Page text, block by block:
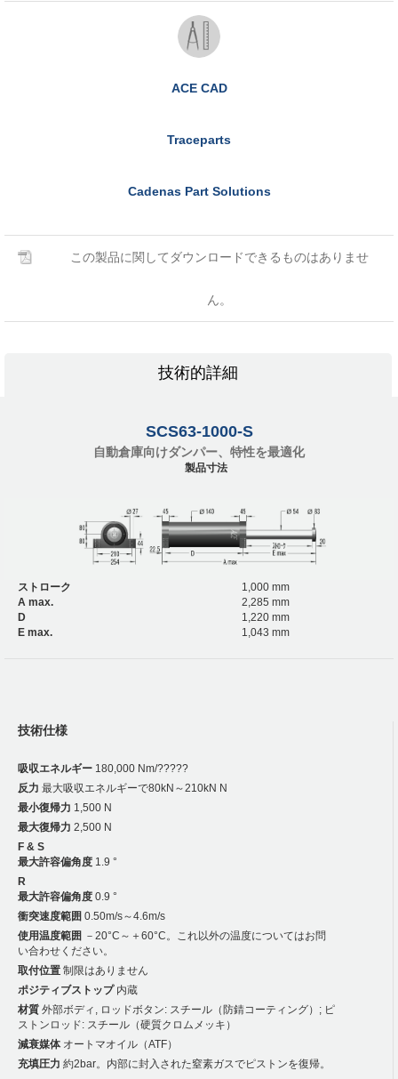
ACE CAD
Traceparts
Cadenas Part Solutions
この製品に関してダウンロードできるものはありませ
ん。
技術的詳細
SCS63-1000-S
自動倉庫向けダンパー、特性を最適化
製品寸法
ストローク
1,000 mm
A max.
2,285 mm
D
1,220 mm
E max.
1,043 mm
技術仕様
吸収エネルギー 180,000 Nm/?????
反力 最大吸収エネルギーで80kN～210kN N
最小復帰力 1,500 N
最大復帰力 2,500 N
F & S
最大許容偏角度 1.9 °
R
最大許容偏角度 0.9 °
衝突速度範囲 0.50m/s～4.6m/s
使用温度範囲 －20°C～＋60°C。これ以外の温度についてはお問
い合わせください。
取付位置 制限はありません
ポジティブストップ内蔵
材質 外部ボディ, ロッドボタン: スチール（防錆コーティング）; ピ
ストンロッド: スチール（硬質クロムメッキ）
減衰媒体オートマオイル（ATF）
充填圧力 約2bar。内部に封入された窒素ガスでピストンを復帰。